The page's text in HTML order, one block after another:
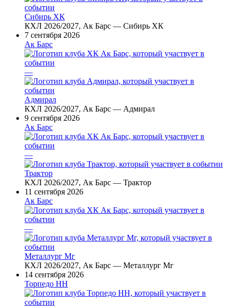
Сибирь ХК
КХЛ 2026/2027, Ак Барс — Сибирь ХК
7 сентября 2026
Ак Барс
—
Адмирал
КХЛ 2026/2027, Ак Барс — Адмирал
9 сентября 2026
Ак Барс
—
Трактор
КХЛ 2026/2027, Ак Барс — Трактор
11 сентября 2026
Ак Барс
—
Металлург Мг
КХЛ 2026/2027, Ак Барс — Металлург Мг
14 сентября 2026
Торпедо НН